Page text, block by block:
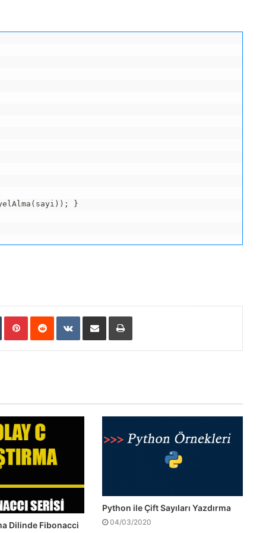
}
TumblrPinterestReddit VKontakteE-Posta ile paylaş Yazdır
Dilinde Fibonacci
Python ile Çift Sayıları Yazdırma
04/03/2020